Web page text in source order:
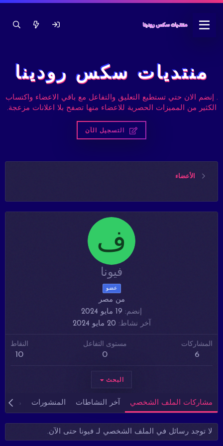
منتديات سكس رودينا
. إنضم الان حتي تستطيع التعليق والتفاعل مع باقي الاعضاء واكتساب
الكثير من المميزات الحصرية للاعضاء منها تصفح بلا اعلانات مزعجة.
التسجيل الآن
الأعضاء
ف
فيونا
عضو
من مصر
إنضم
19 مايو 2024
آخر نشاط
20 مايو 2024
المشاركات
6
مستوى التفاعل
0
النقاط
10
البحث
مشاركات الملف الشخصي آخر النشاطات المنشورات
لا توجد رسائل في الملف الشخصي لـ فيونا حتى الآن.